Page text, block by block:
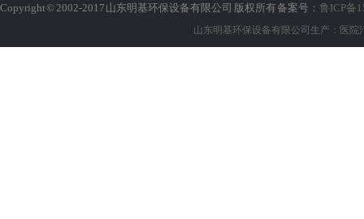
Copyright © 2002-2017 山东明基环保设备有限公司 版权所有 备案号：鲁ICP备
山东明基环保设备有限公司生产：医